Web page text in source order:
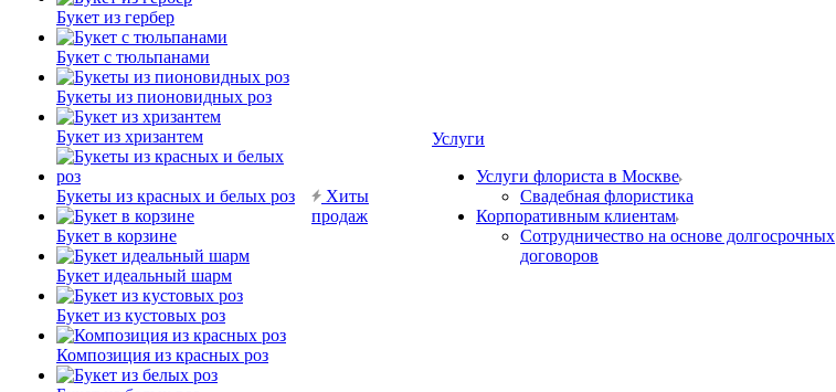
Букет из гербер
Букет с тюльпанами
Букеты из пионовидных роз
Букет из хризантем
Букеты из красных и белых роз
Букет в корзине
Букет идеальный шарм
Букет из кустовых роз
Композиция из красных роз
Хиты
продаж
Услуги
Услуги флориста в Москве
Свадебная флористика
Корпоративным клиентам
Сотрудничество на основе долгосрочных
договоров